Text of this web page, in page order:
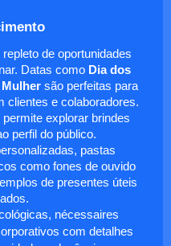
repleto de oportunidades
Datas como Dia dos
Mulhersão perfeitas para
clientes e colaboradores.
explorar brindes
perfil do público.
pastas
como fones de ouvido
de presentes úteis
nécessaires
com detalhes